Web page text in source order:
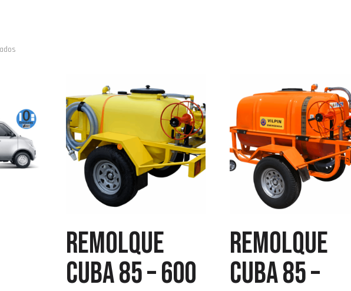
Remolque
cuba 85 – 600
Remolque
cuba 85 –